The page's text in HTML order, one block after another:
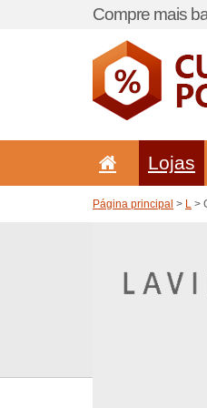
Compre mais
Lojas
Página principal > L >